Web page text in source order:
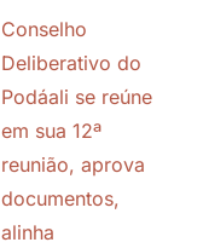
Conselho
Deliberativo do
Podáali se reúne
em sua 12ª
reunião, aprova
documentos,
alinha